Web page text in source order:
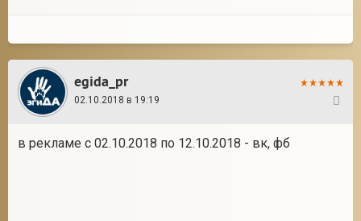
egida_pr
02.10.2018 в 19:19
в рекламе с 02.10.2018 по 12.10.2018 - вк, фб